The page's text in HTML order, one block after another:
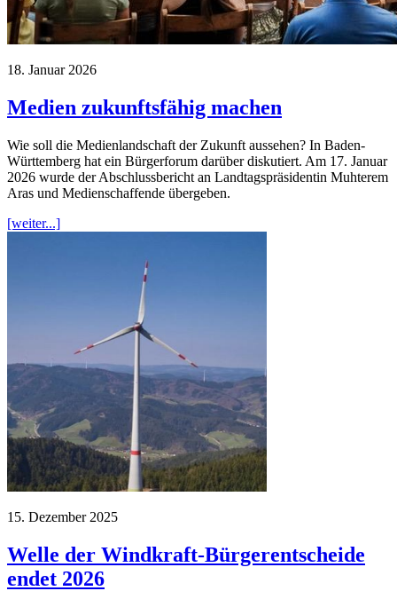
18. Januar 2026
Medien zukunftsfähig machen
Wie soll die Medienlandschaft der Zukunft aussehen? In Baden-
Württemberg hat ein Bürgerforum darüber diskutiert. Am 17. Januar
2026 wurde der Abschlussbericht an Landtagspräsidentin Muhterem
Aras und Medienschaffende übergeben.
[weiter...]
15. Dezember 2025
Welle der Windkraft-Bürgerentscheide
endet 2026